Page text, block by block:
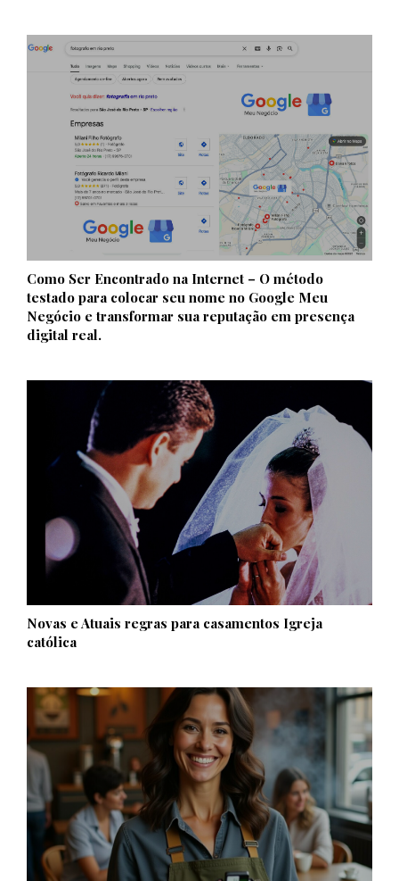
Como Ser Encontrado na Internet – O método
testado para colocar seu nome no Google Meu
Negócio e transformar sua reputação em presença
digital real.
Novas e Atuais regras para casamentos Igreja
católica